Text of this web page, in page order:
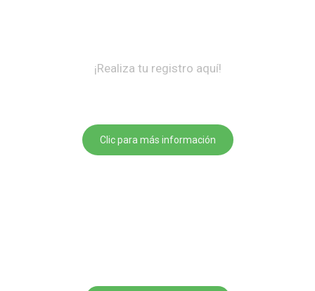
¡Realiza tu registro aquí!
Clic para más información